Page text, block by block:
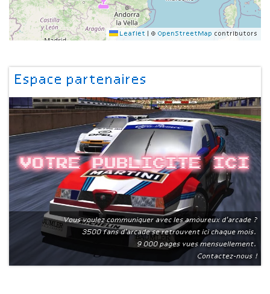
Leaflet © OpenStreetMap contributors
Espace partenaires
Votre publicite ici
Vous voulez communiquer avec les amoureux d'arcade ?
3500 fans d'arcade se retrouvent ici chaque mois.
9 000 pages vues mensuellement.
Contactez-nous !